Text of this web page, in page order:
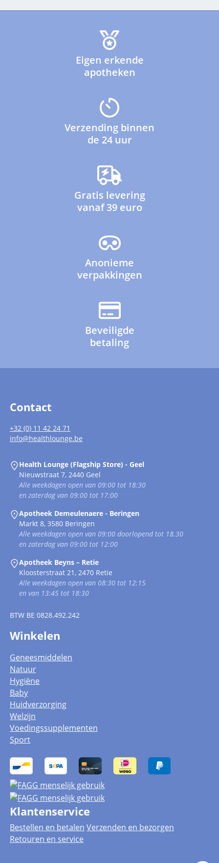
Eigen erkende
apotheken
Verzending binnen
de 24 uur
Gratis levering
vanaf 39 euro
Anonieme
verpakkingen
Beveiligde
betaling
Contact
+32 (0) 11 42 24 71
info@healthlounge.be
Health Lounge (Flagship Store) - Geel
Nieuwstraat 7, 2440 Geel
Alle weekdagen open van 09:00 tot 18:30
en zaterdag van 09:00 tot 17:00
Apotheek Demeulenaere - Beringen
Markt 8, 3580 Beringen
Alle weekdagen open van 09:00 doorlopend tot 18.30
en zaterdag van 09:00 tot 12:00
Apotheek Beyns – Retie
Kloosterstraat 21, 2470 Retie
Alle weekdagen open van 08:30 tot 12:15
en van 13:45 tot 18:30
BTW BE 0828.492.242
Winkelen
Geneesmiddelen
Natuur
Hygiëne
Baby
Huidverzorging
Welzijn
Voedingssupplementen
Sport
Klantenservice
Bestellen en betalen Verzenden en bezorgen
Retouren en service